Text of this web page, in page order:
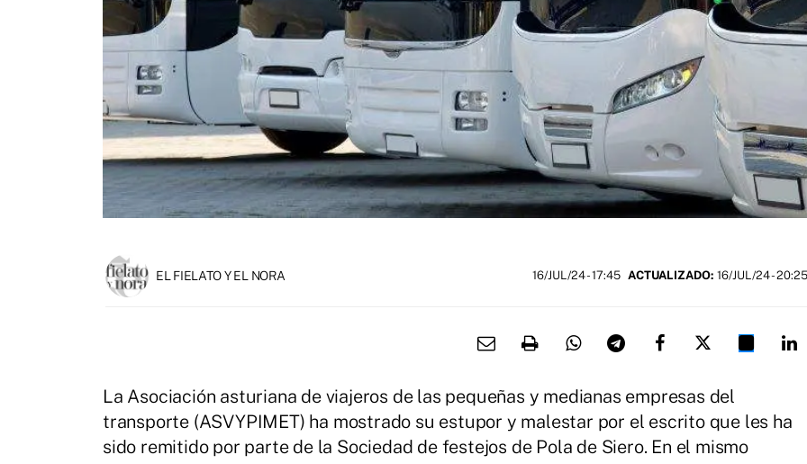
EL FIELATO Y EL NORA 16/JUL/24- 17:45 ACTUALIZADO: 16/JUL/24 - 20:25
La Asociación asturiana de viajeros de las pequeñas y medianas empresas del
transporte (ASVYPIMET) ha mostrado su estupor y malestar por el escrito que les ha
sido remitido por parte de la Sociedad de festejos de Pola de Siero. En el mismo